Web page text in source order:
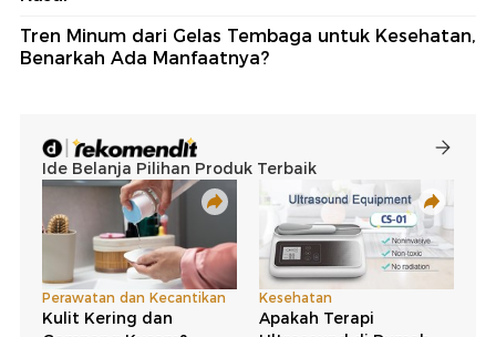
Tren Minum dari Gelas Tembaga untuk Kesehatan,
Benarkah Ada Manfaatnya?